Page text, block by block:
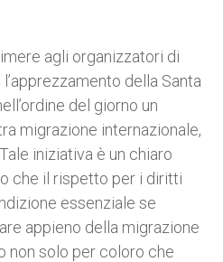
agli organizzatori di
della Santa
del giorno un
migrazione internazionale,
iniziativa è un chiaro
che il rispetto per i diritti
essenziale se
appieno della migrazione
non solo per coloro che